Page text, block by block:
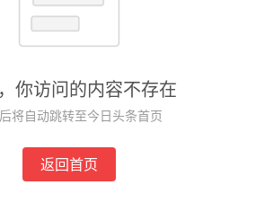
你访问的内容不存在
将自动跳转至今日头条首页
返回首页